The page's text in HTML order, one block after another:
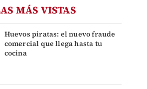
MÁS VISTAS
Huevos piratas: el nuevo fraude
comercial que llega hasta tu
cocina